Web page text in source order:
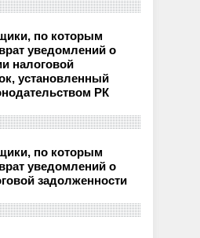
по которым
уведомлений о
налоговой
установленный
РК
по которым
уведомлений о
задолженности